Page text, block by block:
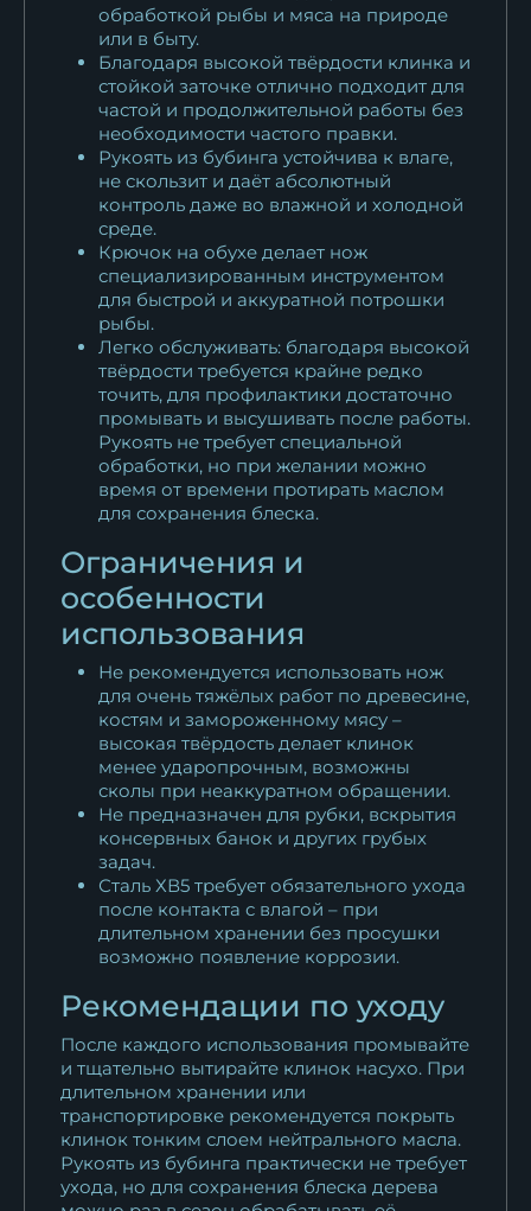
обработкой рыбы и мяса на природе
или в быту.
Благодаря высокой твёрдости клинка и
стойкой заточке отлично подходит для
частой и продолжительной работы без
необходимости частого правки.
Рукоять из бубинга устойчива к влаге,
не скользит и даёт абсолютный
контроль даже во влажной и холодной
среде.
Крючок на обухе делает нож
специализированным инструментом
для быстрой и аккуратной потрошки
рыбы.
Легко обслуживать: благодаря высокой
твёрдости требуется крайне редко
точить, для профилактики достаточно
промывать и высушивать после работы.
Рукоять не требует специальной
обработки, но при желании можно
время от времени протирать маслом
для сохранения блеска.
Ограничения и
особенности
использования
Не рекомендуется использовать нож
для очень тяжёлых работ по древесине,
костям и замороженному мясу –
высокая твёрдость делает клинок
менее ударопрочным, возможны
сколы при неаккуратном обращении.
Не предназначен для рубки, вскрытия
консервных банок и других грубых
задач.
Сталь ХВ5 требует обязательного ухода
после контакта с влагой – при
длительном хранении без просушки
возможно появление коррозии.
Рекомендации по уходу
После каждого использования промывайте
и тщательно вытирайте клинок насухо. При
длительном хранении или
транспортировке рекомендуется покрыть
клинок тонким слоем нейтрального масла.
Рукоять из бубинга практически не требует
ухода, но для сохранения блеска дерева